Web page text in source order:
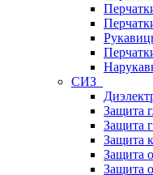
СИЗ
Защита
Защита
Защита
Защита
Защита